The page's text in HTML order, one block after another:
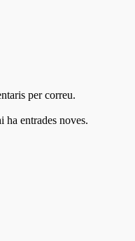
per correu.
entrades noves.